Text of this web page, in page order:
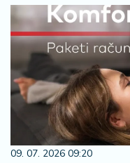
09. 07. 2026 09:20